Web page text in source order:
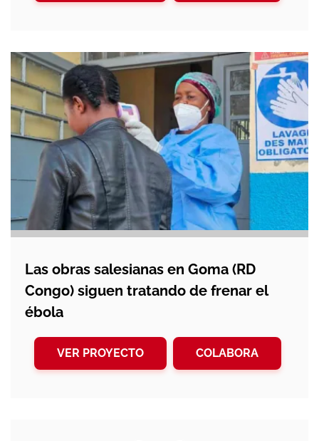
Las obras salesianas en Goma (RD
Congo) siguen tratando de frenar el
ébola
VER PROYECTO COLABORA